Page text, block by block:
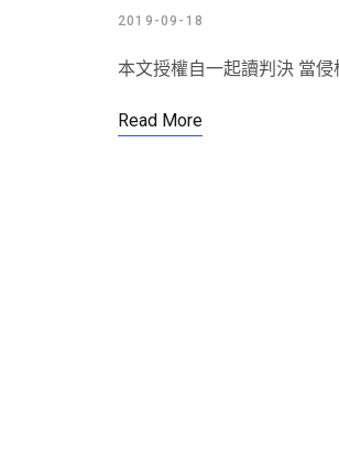
2019-09-18
本文授權自一起讀判決 當
Read More